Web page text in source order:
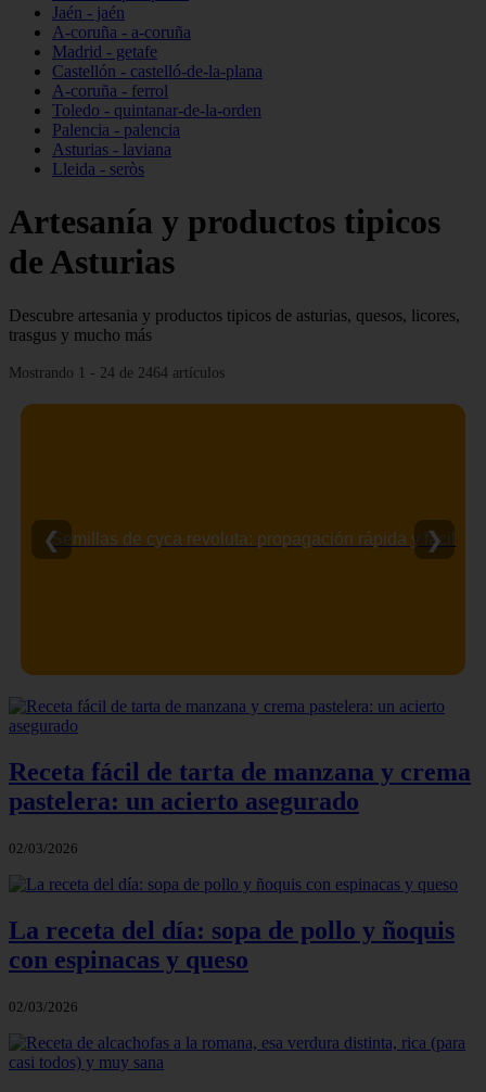
Jaén - jaén
A-coruña - a-coruña
Madrid - getafe
Castellón - castelló-de-la-plana
A-coruña - ferrol
Toledo - quintanar-de-la-orden
Palencia - palencia
Asturias - laviana
Lleida - seròs
Artesanía y productos tipicos
de Asturias
Descubre artesania y productos tipicos de asturias, quesos, licores,
trasgus y mucho más
Mostrando 1 - 24 de 2464 artículos
Semillas de cyca revoluta: propagación rápida y fácil
❮ ❯
Receta fácil de tarta de manzana y crema
pastelera: un acierto asegurado
02/03/2026
La receta del día: sopa de pollo y ñoquis
con espinacas y queso
02/03/2026